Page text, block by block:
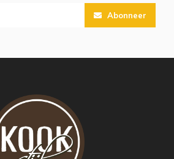
Abonneer